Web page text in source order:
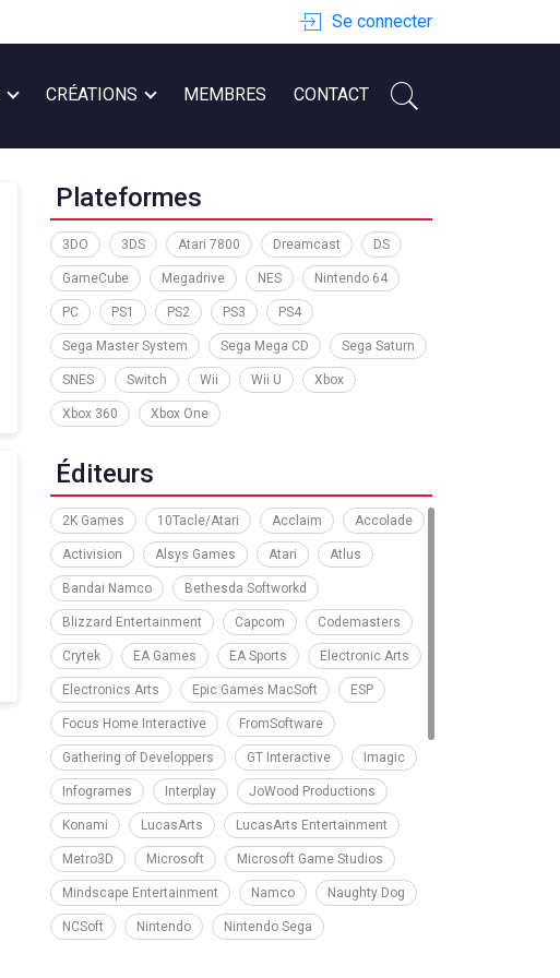
Se connecter
CRÉATIONS MEMBRES CONTACT
Plateformes
3DO 3DS Atari 7800 Dreamcast DS
GameCube Megadrive NES Nintendo 64
PC PS1 PS2 PS3 PS4
Sega Master System Sega Mega CD Sega Saturn
SNES Switch Wii Wii U Xbox
Xbox 360 Xbox One
Éditeurs
2K Games 10Tacle/Atari Acclaim Accolade
Activision Alsys Games Atari Atlus
Bandai Namco Bethesda Softworkd
Blizzard Entertainment Capcom Codemasters
Crytek EA Games EA Sports Electronic Arts
Electronics Arts Epic Games MacSoft ESP
Focus Home Interactive FromSoftware
Gathering of Developpers GT Interactive Imagic
Infogrames Interplay JoWood Productions
Konami LucasArts LucasArts Entertainment
Metro3D Microsoft Microsoft Game Studios
Mindscape Entertainment Namco Naughty Dog
NCSoft Nintendo Nintendo Sega